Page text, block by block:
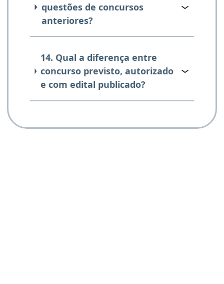
questões de concursos
anteriores?
14. Qual a diferença entre
concurso previsto, autorizado
e com edital publicado?